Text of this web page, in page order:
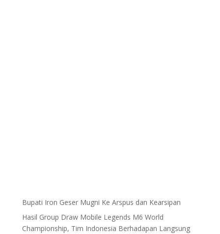
Bupati Iron Geser Mugni Ke Arspus dan Kearsipan
Hasil Group Draw Mobile Legends M6 World
Championship, Tim Indonesia Berhadapan Langsung